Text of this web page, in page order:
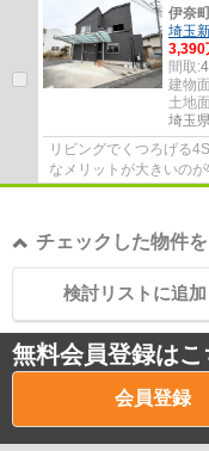
伊奈
埼玉
3,390
間取:
建物
土地
埼玉
リビングでくつろげる
なメリットが大きいの
か。自家発電の太陽光
チェックした物件
検討リストに追加
無料会員登録はこ
会員登録